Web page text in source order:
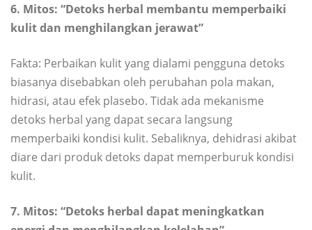
6. Mitos: “Detoks herbal membantu memperbaiki
kulit dan menghilangkan jerawat”
Fakta: Perbaikan kulit yang dialami pengguna detoks
biasanya disebabkan oleh perubahan pola makan,
hidrasi, atau efek plasebo. Tidak ada mekanisme
detoks herbal yang dapat secara langsung
memperbaiki kondisi kulit. Sebaliknya, dehidrasi akibat
diare dari produk detoks dapat memperburuk kondisi
kulit.
7. Mitos: “Detoks herbal dapat meningkatkan